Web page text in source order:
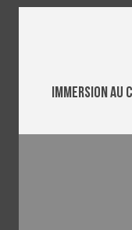
Immersion au